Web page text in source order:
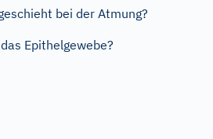
bei der Atmung?
Epithelgewebe?